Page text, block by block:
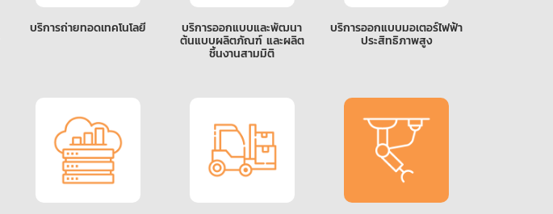
บริการถ่ายทอดเทคโนโลยี บริการออกแบบและพัฒนา
ต้นแบบผลิตภัณฑ์ และผลิต
ชิ้นงานสามมิติ
บริการออกแบบมอเตอร์ไฟฟ้า
ประสิทธิภาพสูง